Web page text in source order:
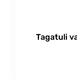
Tagatuli